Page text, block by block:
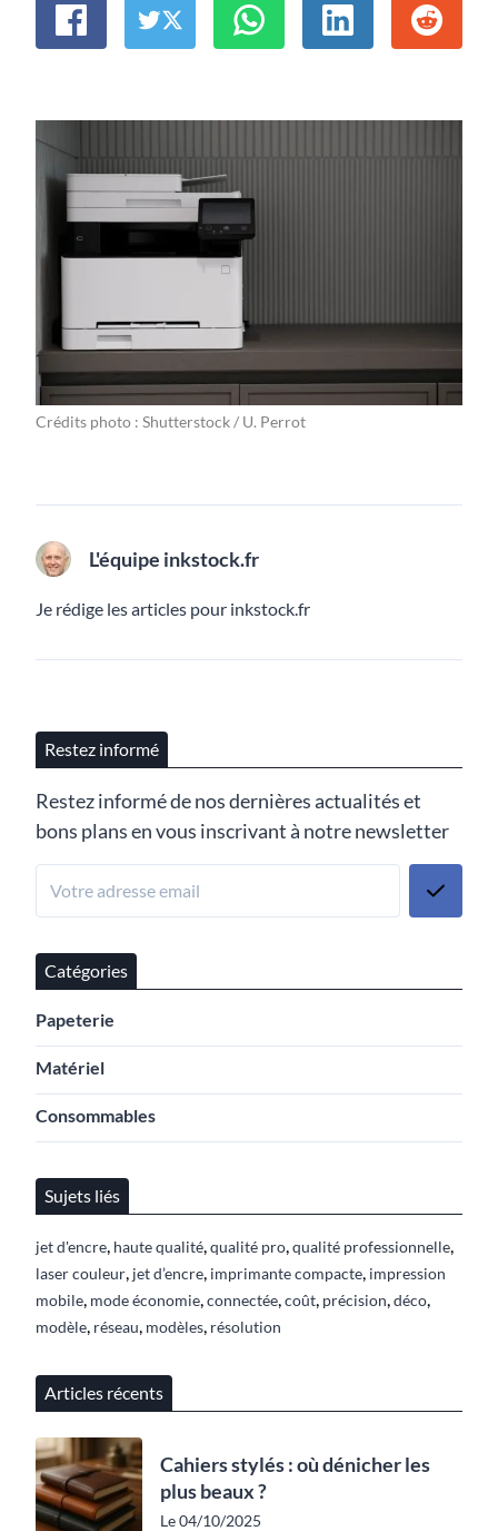
Crédits photo : Shutterstock / U. Perrot
L'équipe inkstock.fr
Je rédige les articles pour inkstock.fr
Restez informé
Restez informé de nos dernières actualités et
bons plans en vous inscrivant à notre newsletter
Catégories
Papeterie
Matériel
Consommables
Sujets liés
jet d'encre haute qualité qualité pro qualité professionnelle
laser couleur jet d’encre imprimante compacte impression
mobile mode économie connectée coût précision déco
modèle réseau modèles résolution
Articles récents
Cahiers stylés : où dénicher les
plus beaux ?
Le 04/10/2025